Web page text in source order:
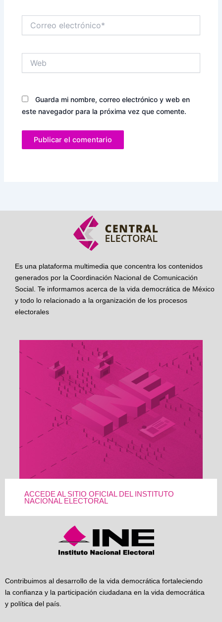
electrónico*
Guarda mi nombre, correo electrónico y web en
este navegador para la próxima vez que comente.
Es una plataforma multimedia que concentra los contenidos
generados por la Coordinación Nacional de Comunicación
Social. Te informamos acerca de la vida democrática de México
y todo lo relacionado a la organización de los procesos
electorales
ACCEDE AL SITIO OFICIAL DEL INSTITUTO
NACIONAL ELECTORAL
Contribuimos al desarrollo de la vida democrática fortaleciendo
la confianza y la participación ciudadana en la vida democrática
y política del país.